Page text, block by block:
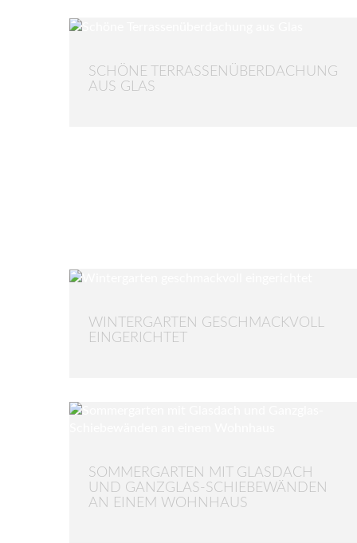
SCHÖNE TERRASSENÜBERDACHUNG
AUS GLAS
WINTERGARTEN GESCHMACKVOLL
EINGERICHTET
SOMMERGARTEN MIT GLASDACH
UND GANZGLAS-SCHIEBEWÄNDEN
AN EINEM WOHNHAUS